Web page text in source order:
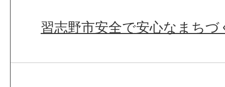
習志野市安全で安心なまちづ